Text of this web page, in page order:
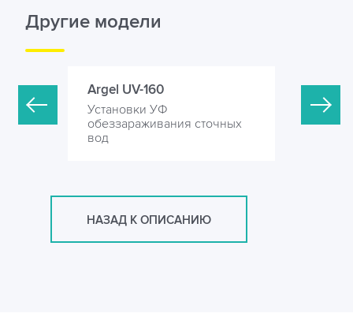
Другие модели
Argel UV-160
Установки УФ
обеззараживания сточных
вод
Argel
НАЗАД К ОПИСАНИЮ